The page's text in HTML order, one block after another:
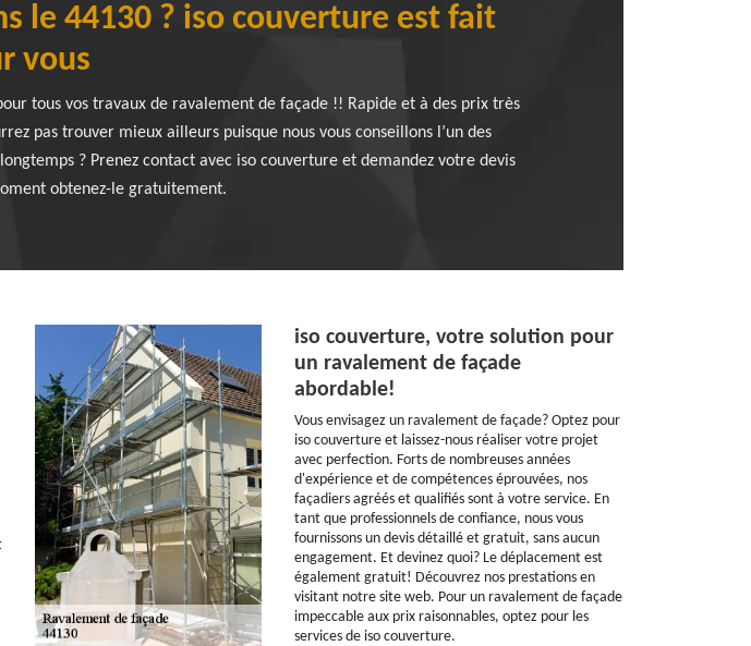
le 44130 ? iso couverture est fait
vous
tous vos travaux de ravalement de façade !! Rapide et à des prix très
pas trouver mieux ailleurs puisque nous vous conseillons l’un des
? Prenez contact avec iso couverture et demandez votre devis
obtenez-le gratuitement.
iso couverture, votre solution pour
un ravalement de façade
abordable!
Vous envisagez un ravalement de façade? Optez pour
iso couverture et laissez-nous réaliser votre projet
avec perfection. Forts de nombreuses années
d'expérience et de compétences éprouvées, nos
façadiers agréés et qualifiés sont à votre service. En
tant que professionnels de confiance, nous vous
fournissons un devis détaillé et gratuit, sans aucun
engagement. Et devinez quoi? Le déplacement est
également gratuit! Découvrez nos prestations en
visitant notre site web. Pour un ravalement de façade
impeccable aux prix raisonnables, optez pour les
services de iso couverture.